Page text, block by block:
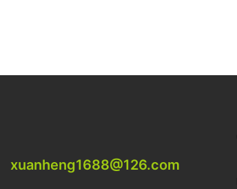
xuanheng1688@126.com